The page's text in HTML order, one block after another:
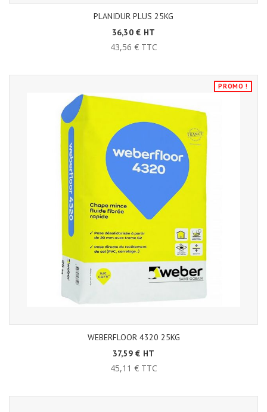
PLANIDUR PLUS 25KG
36,30 € HT
43,56 € TTC
PROMO !
WEBERFLOOR 4320 25KG
37,59 € HT
45,11 € TTC